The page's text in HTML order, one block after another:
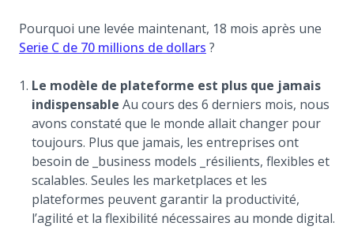
Pourquoi une levée maintenant, 18 mois après une
Serie C de 70 millions de dollars (opens in a new tab)
?
Le modèle de plateforme est plus que jamais
indispensable Au cours des 6 derniers mois, nous
avons constaté que le monde allait changer pour
toujours. Plus que jamais, les entreprises ont
besoin de _business models _résilients, flexibles et
scalables. Seules les marketplaces et les
plateformes peuvent garantir la productivité,
l’agilité et la flexibilité nécessaires au monde digital.